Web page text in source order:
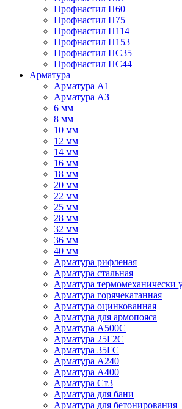
Профнастил Н60
Профнастил Н75
Профнастил Н114
Профнастил Н153
Профнастил НС35
Профнастил НС44
Арматура
Арматура А1
Арматура А3
6 мм
8 мм
10 мм
12 мм
14 мм
16 мм
18 мм
20 мм
22 мм
25 мм
28 мм
32 мм
36 мм
40 мм
Арматура рифленая
Арматура стальная
Арматура термомеханически
Арматура горячекатанная
Арматура оцинкованная
Арматура для армопояса
Арматура A500С
Арматура 25Г2С
Арматура 35ГС
Арматура А240
Арматура А400
Арматура Ст3
Арматура для бани
Арматура для бетонирования